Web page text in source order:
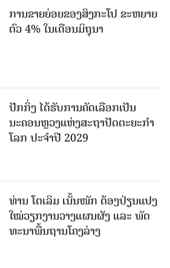
ການຂາຍຍ່ອຍຂອງສິງກະໂປ ຂະຫຍາຍ
ຕົວ 4% ໃນເດືອນມິຖຸນາ
ປັກກິ່ງ ໄດ້ຮັບການຄັດເລືອກເປັນ
ນະຄອນຫຼວງແຫ່ງສະຖາປັດຕະຍະກຳ
ໂລກ ປະຈຳປີ 2029
ທ່ານ ໂຕ​ເລິມ ເນັ້ນໜັກ ຕ້ອງ​ປ່ຽນ​ແປງ​
ໃໝ່​ວຽກ​ງານ​ວາງ​ແຜນ​ຜັງ ແລະ ​ພັດ​
ທະ​ນາ​ພື້ນ​ຖານ​ໂຄງ​ລ່າງ